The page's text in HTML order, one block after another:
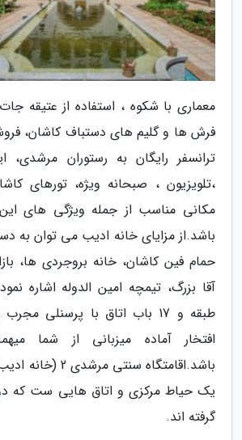
معماری با شکوه ، استفاده از عتیقه
فرش ها و گلیم های دستباف کاشان،
ترانسفر رایگان به رستوران مرشدی،
،تلویزیون ، صبحانه ویژه، تورهای
مکانی مناسب از جمله ویژگی های
باشد.از مزایای خانه ادیب می توان به
حمام فین کاشان، خانه بروجردی ها،
آقا بزرگ، تیمچه امین الدوله اشاره
طبقه و 17 باب اتاق با پرسنلی
افتخار آماده میزبانی از شما
یک حیاط مرکزی و اتاق هایی ست که
گرفته اند.